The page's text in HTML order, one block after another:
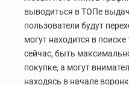
выводиться в ТОПе
пользователи будут
могут находится в
сейчас, быть
покупке, а могут
находясь в начале